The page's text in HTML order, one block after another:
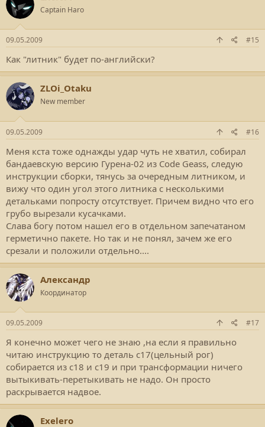
Captain Haro
09.05.2009 #15
Как "литник" будет по-английски?
ZLOi_Otaku
New member
09.05.2009 #16
Меня кста тоже однажды удар чуть не хватил, собирал
бандаевскую версию Гурена-02 из Code Geass, следую
инструкции сборки, тянусь за очередным литником, и
вижу что один угол этого литника с несколькими
детальками попросту отсутствует. Причем видно что его
грубо вырезали кусачками.
Слава богу потом нашел его в отдельном запечатаном
герметично пакете. Но так и не понял, зачем же его
срезали и положили отдельно....
Александр
Координатор
09.05.2009 #17
Я конечно может чего не знаю ,на если я правильно
читаю инструкцию то деталь с17(цельный рог)
собирается из с18 и с19 и при трансформации ничего
вытыкивать-перетыкивать не надо. Он просто
раскрывается надвое.
Exelero